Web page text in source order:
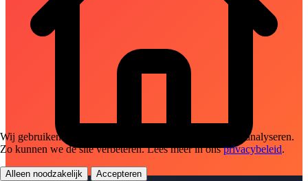
Wij gebruiken cookies om het gebruik van de website te analyseren.
Zo kunnen we de site verbeteren. Lees meer in onsprivacybeleid.
Alleen noodzakelijk Accepteren